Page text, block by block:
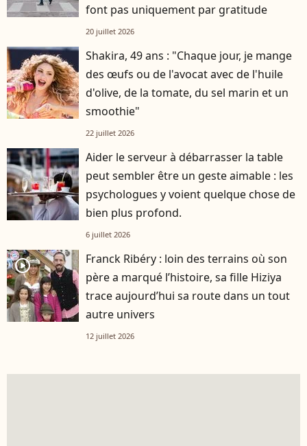
font pas uniquement par gratitude
20 juillet 2026
Shakira, 49 ans : "Chaque jour, je mange
des œufs ou de l'avocat avec de l'huile
d'olive, de la tomate, du sel marin et un
smoothie"
22 juillet 2026
Aider le serveur à débarrasser la table
peut sembler être un geste aimable : les
psychologues y voient quelque chose de
bien plus profond.
6 juillet 2026
player2
Franck Ribéry : loin des terrains où son
père a marqué l’histoire, sa fille Hiziya
trace aujourd’hui sa route dans un tout
autre univers
12 juillet 2026